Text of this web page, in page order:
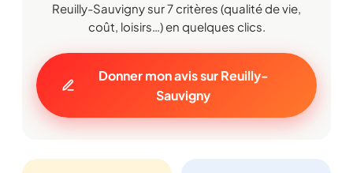
Reuilly-Sauvigny sur 7 critères (qualité de vie,
coût, loisirs…) en quelques clics.
Donner mon avis sur Reuilly-
Sauvigny